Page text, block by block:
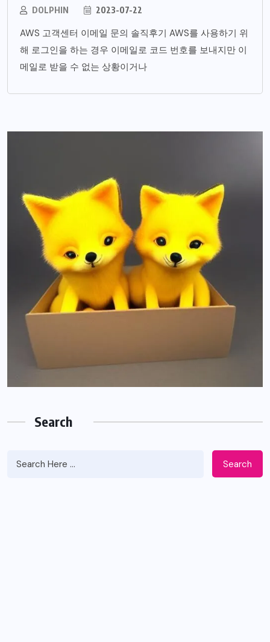
DOLPHIN 2023-07-22
AWS 고객센터 이메일 문의 솔직후기 AWS를 사용하기 위
해 로그인을 하는 경우 이메일로 코드 번호를 보내지만 이
메일로 받을 수 없는 상황이거나
Search
Search